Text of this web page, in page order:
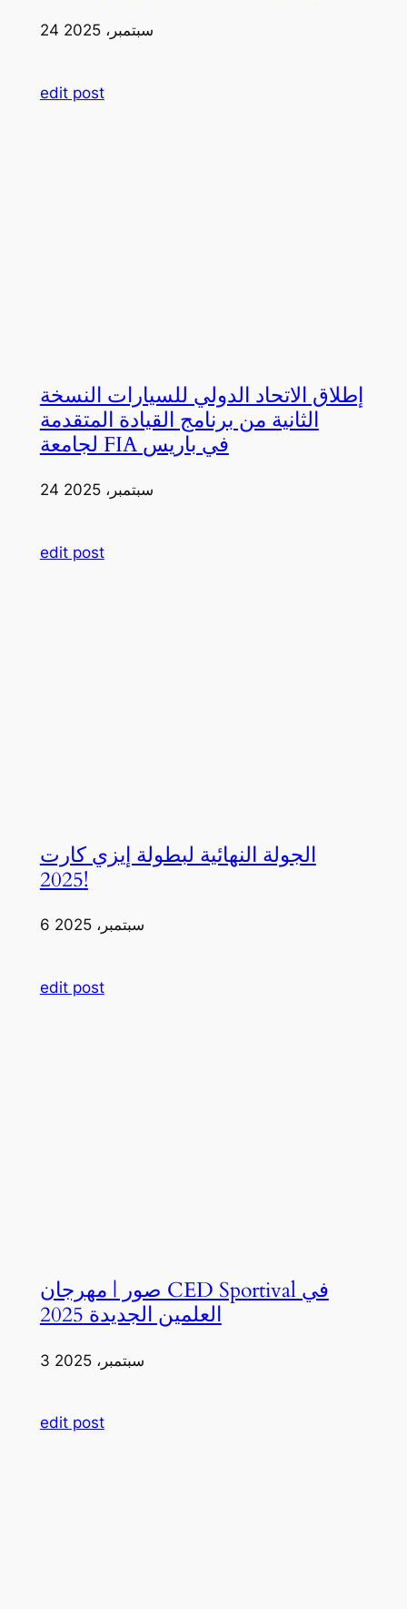
24 سبتمبر، 2025
edit post
إطلاق الاتحاد الدولي للسيارات النسخة
الثانية من برنامج القيادة المتقدمة
لجامعة FIA في باريس
24 سبتمبر، 2025
edit post
الجولة النهائية لبطولة إيزي كارت
2025!
6 سبتمبر، 2025
edit post
صور | مهرجان CED Sportival في
العلمين الجديدة 2025
3 سبتمبر، 2025
edit post